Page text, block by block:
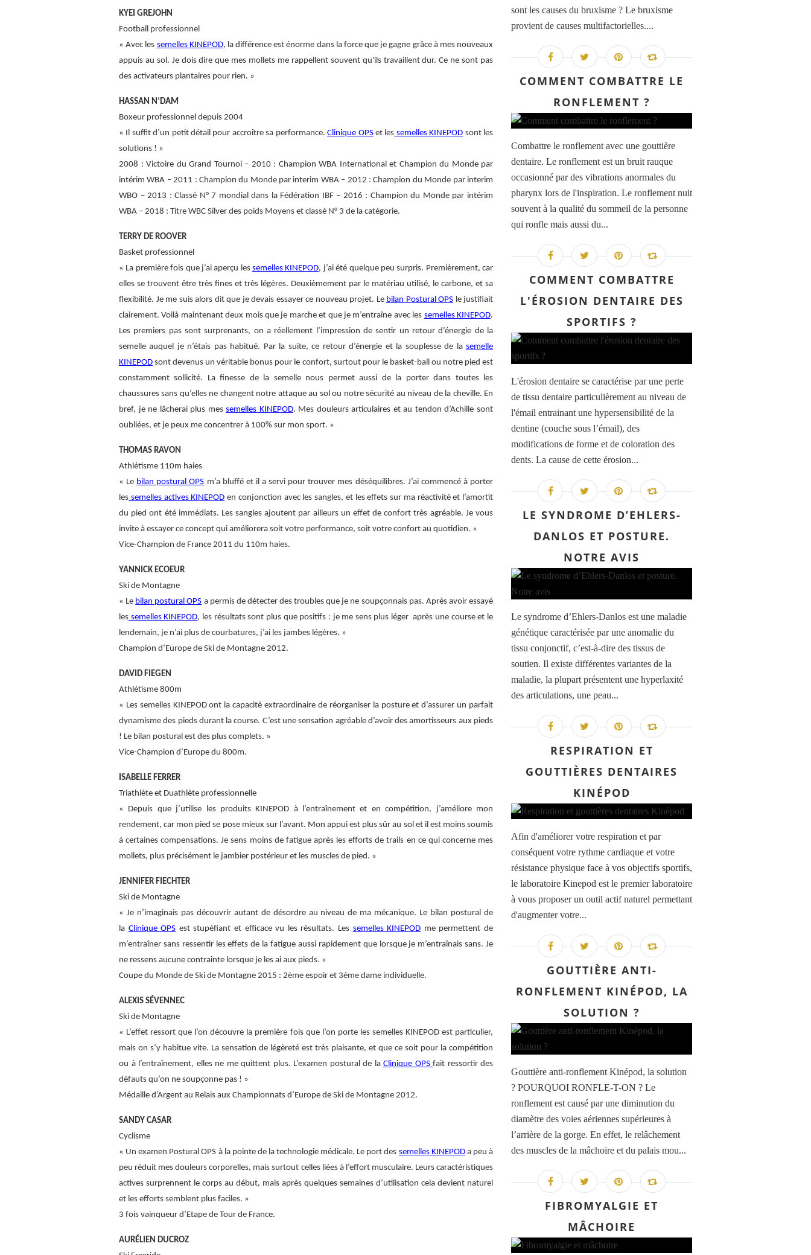
KYEI GREJOHN
Football professionnel
« Avec les semelles KINEPOD, la différence est énorme dans la force que je gagne grâce à mes nouveaux
appuis au sol. Je dois dire que mes mollets me rappellent souvent qu'ils travaillent dur. Ce ne sont pas
des activateurs plantaires pour rien. »
HASSAN N’DAM
Boxeur professionnel depuis 2004
« Il suffit d’un petit détail pour accroître sa performance.Clinique OPSet les semelles KINEPOD sont les
solutions ! »
2008 : Victoire du Grand Tournoi – 2010 : Champion WBA International et Champion du Monde par
intérim WBA – 2011 : Champion du Monde par interim WBA – 2012 : Champion du Monde par interim
WBO – 2013 : Classé N° 7 mondial dans la Fédération IBF – 2016 : Champion du Monde par intérim
WBA – 2018 : Titre WBC Silver des poids Moyens et classé N° 3 de la catégorie.
TERRY DE ROOVER
Basket professionnel
« La première fois que j’ai aperçu les semelles KINEPOD, j’ai été quelque peu surpris. Premièrement, car
elles se trouvent être très fines et très légères. Deuxièmement par le matériau utilisé, le carbone, et sa
flexibilité. Je me suis alors dit que je devais essayer ce nouveau projet. Le bilan Postural OPS le justifiait
clairement. Voilà maintenant deux mois que je marche et que je m’entraîne avec les semelles KINEPOD.
Les premiers pas sont surprenants, on a réellement l’impression de sentir un retour d’énergie de la
semelle auquel je n’étais pas habitué. Par la suite, ce retour d’énergie et la souplesse de la semelle
KINEPOD sont devenus un véritable bonus pour le confort, surtout pour le basket-ball ou notre pied est
constamment sollicité. La finesse de la semelle nous permet aussi de la porter dans toutes les
chaussures sans qu’elles ne changent notre attaque au sol ou notre sécurité au niveau de la cheville. En
bref, je ne lâcherai plus messemelles KINEPOD. Mes douleurs articulaires et au tendon d’Achille sont
oubliées, et je peux me concentrer à 100% sur mon sport. »
THOMAS RAVON
Athlétisme 110m haies
« Le bilan postural OPS m’a bluffé et il a servi pour trouver mes déséquilibres. J’ai commencé à porter
les semelles actives KINEPOD en conjonction avec les sangles, et les effets sur ma réactivité et l’amortit
du pied ont été immédiats. Les sangles ajoutent par ailleurs un effet de confort très agréable. Je vous
invite à essayer ce concept qui améliorera soit votre performance, soit votre confort au quotidien. »
Vice-Champion de France 2011 du 110m haies.
YANNICK ECOEUR
Ski de Montagne
« Le bilan postural OPS a permis de détecter des troubles que je ne soupçonnais pas. Après avoir essayé
les semelles KINEPOD, les résultats sont plus que positifs : je me sens plus léger après une course et le
lendemain, je n’ai plus de courbatures, j’ai les jambes légères. »
Champion d’Europe de Ski de Montagne 2012.
DAVID FIEGEN
Athlétisme 800m
« Les semelles KINEPOD ont la capacité extraordinaire de réorganiser la posture et d’assurer un parfait
dynamisme des pieds durant la course. C’est une sensation agréable d’avoir des amortisseurs aux pieds
! Le bilan postural est des plus complets. »
Vice-Champion d’Europe du 800m.
ISABELLE FERRER
Triathlète et Duathlète professionnelle
« Depuis que j’utilise les produits KINEPOD à l’entraînement et en compétition, j’améliore mon
rendement, car mon pied se pose mieux sur l’avant. Mon appui est plus sûr au sol et il est moins soumis
à certaines compensations. Je sens moins de fatigue après les efforts de trails en ce qui concerne mes
mollets, plus précisément le jambier postérieur et les muscles de pied. »
JENNIFER FIECHTER
Ski de Montagne
« Je n’imaginais pas découvrir autant de désordre au niveau de ma mécanique. Le bilan postural de
la Clinique OPS est stupéfiant et efficace vu les résultats. Les semelles KINEPOD me permettent de
m’entraîner sans ressentir les effets de la fatigue aussi rapidement que lorsque je m’entraînais sans. Je
ne ressens aucune contrainte lorsque je les ai aux pieds. »
Coupe du Monde de Ski de Montagne 2015 : 2ème espoir et 3ème dame individuelle.
ALEXIS SÉVENNEC
Ski de Montagne
« L’effet ressort que l’on découvre la première fois que l’on porte les semelles KINEPOD est particulier,
mais on s’y habitue vite. La sensation de légèreté est très plaisante, et que ce soit pour la compétition
ou à l’entraînement, elles ne me quittent plus. L’examen postural de la Clinique OPS fait ressortir des
défauts qu’on ne soupçonne pas ! »
Médaille d’Argent au Relais aux Championnats d’Europe de Ski de Montagne 2012.
SANDY CASAR
Cyclisme
« Un examen Postural OPS à la pointe de la technologie médicale. Le port des semelles KINEPODa peu à
peu réduit mes douleurs corporelles, mais surtout celles liées à l’effort musculaire. Leurs caractéristiques
actives surprennent le corps au début, mais après quelques semaines d’utilisation cela devient naturel
et les efforts semblent plus faciles. »
3 fois vainqueur d’Etape de Tour de France.
AURÉLIEN DUCROZ
sont les causes du bruxisme ? Le bruxisme
provient de causes multifactorielles....
COMMENT COMBATTRE LE
RONFLEMENT ?
Combattre le ronflement avec une gouttière
dentaire. Le ronflement est un bruit rauque
occasionné par des vibrations anormales du
pharynx lors de l'inspiration. Le ronflement nuit
souvent à la qualité du sommeil de la personne
qui ronfle mais aussi du...
COMMENT COMBATTRE
L'ÉROSION DENTAIRE DES
SPORTIFS ?
L'érosion dentaire se caractérise par une perte
de tissu dentaire particulièrement au niveau de
l'émail entrainant une hypersensibilité de la
dentine (couche sous l’émail), des
modifications de forme et de coloration des
dents. La cause de cette érosion...
LE SYNDROME D’EHLERS-
DANLOS ET POSTURE.
NOTRE AVIS
Le syndrome d’Ehlers-Danlos est une maladie
génétique caractérisée par une anomalie du
tissu conjonctif, c’est-à-dire des tissus de
soutien. Il existe différentes variantes de la
maladie, la plupart présentent une hyperlaxité
des articulations, une peau...
RESPIRATION ET
GOUTTIÈRES DENTAIRES
KINÉPOD
Afin d'améliorer votre respiration et par
conséquent votre rythme cardiaque et votre
résistance physique face à vos objectifs sportifs,
le laboratoire Kinepod est le premier laboratoire
à vous proposer un outil actif naturel permettant
d'augmenter votre...
GOUTTIÈRE ANTI-
RONFLEMENT KINÉPOD, LA
SOLUTION ?
Gouttière anti-ronflement Kinépod, la solution
? POURQUOI RONFLE-T-ON ? Le
ronflement est causé par une diminution du
diamètre des voies aériennes supérieures à
l’arrière de la gorge. En effet, le relâchement
des muscles de la mâchoire et du palais mou...
FIBROMYALGIE ET
MÂCHOIRE